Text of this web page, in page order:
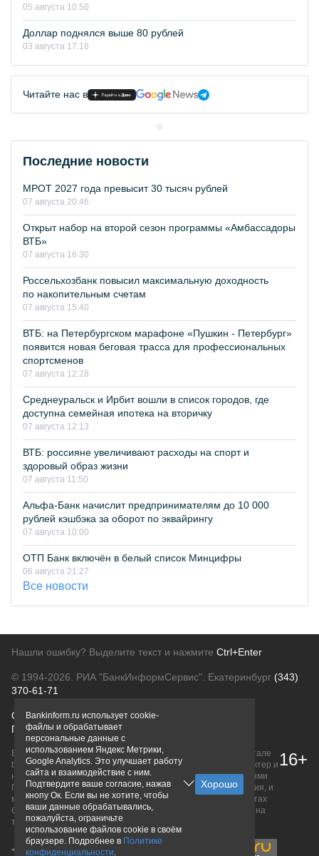
05 августа 10:50
Доллар поднялся выше 80 рублей
03 августа 17:16
Читайте нас в
Последние новости
МРОТ 2027 года превысит 30 тысяч рублей
07 августа 20:46
Открыт набор на второй сезон программы «Амбассадоры
ВТБ»
07 августа 16:30
Россельхозбанк повысил максимальную доходность
по накопительным счетам
07 августа 15:40
ВТБ: на Петербургском марафоне «Пушкин - Петербург»
появится новая беговая трасса для профессиональных
спортсменов
07 августа 12:28
Среднеуральск и Ирбит вошли в список городов, где
доступна семейная ипотека на вторичку
07 августа 12:13
ВТБ: россияне увеличивают расходы на спорт и
здоровый образ жизни
07 августа 11:50
Альфа-Банк начислит предпринимателям до 10 000
рублей кэшбэка за оборот по эквайрингу
07 августа 10:00
ОТП Банк включён в белый список Минцифры
06 августа 21:27
Все новости
Нашли ошибку? Выделите текст и нажмите Ctrl+Enter
© 1994-2026. РИА "БанкИнформСервис". Екатеринбург (343)
370-61-71
О проектеПолитика конфиденциальности
Правовая информацияДля рекламодателей
Вся информация о продуктах банков, размещенная на портале
bankinform.ru, носит исключительно ознакомительный характер и
не является публичной офертой, определяемой положениями
ГК РФ. Информация не содержит точного и полного описания, и
может быть изменена. Конечные условия уточняйте на сайтах
банков или при личном обращении. Исключительное право на
товарные знаки принадлежит их правообладателям.
16+
Bankinform.ru использует cookie-
файлы и обрабатывает
персональные данные с
использованием Яндекс Метрики,
Google Analytics. Это улучшает работу
сайта и взаимодействие с ним.
Подтвердите ваше согласие, нажав
кнопу Ок. Если вы не хотите, чтобы
ваши данные обрабатывались,
пожалуйста, ограничьте
использование файлов cookie в своём
браузере. Подробнее в Политике
конфиденциальности.